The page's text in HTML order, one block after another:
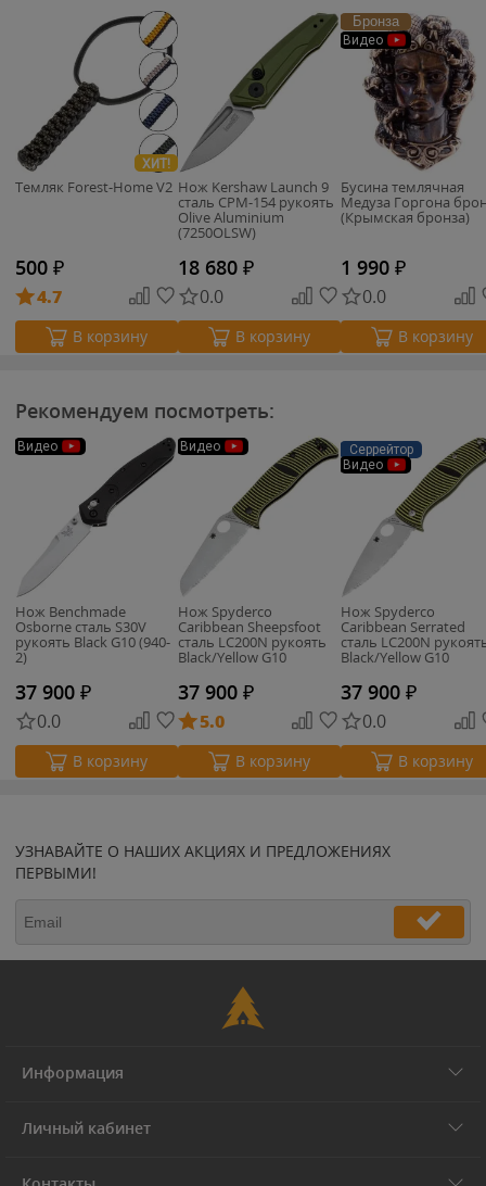
ХИТ!
Темляк Forest-Home V2
500 ₽
4.7
В корзину
Нож Kershaw Launch 9
сталь CPM-154 рукоять
Olive Aluminium
(7250OLSW)
18 680 ₽
0.0
В корзину
Бронза
Видео
Бусина темлячная
Медуза Горгона
(Крымская бронза)
1 990 ₽
0.0
В корзину
Рекомендуем посмотреть:
Видео
Нож Benchmade
Osborne сталь S30V
рукоять Black G10 (940-
2)
37 900 ₽
0.0
В корзину
Видео
Нож Spyderco
Caribbean Sheepsfoot
сталь LC200N рукоять
Black/Yellow G10
37 900 ₽
5.0
В корзину
Серрейтор
Видео
Нож Spyderco
Caribbean Serrated
сталь LC200N
Black/Yellow G10
37 900 ₽
0.0
В корзину
УЗНАВАЙТЕ О НАШИХ АКЦИЯХ И ПРЕДЛОЖЕНИЯХ
ПЕРВЫМИ!
Информация
Личный кабинет